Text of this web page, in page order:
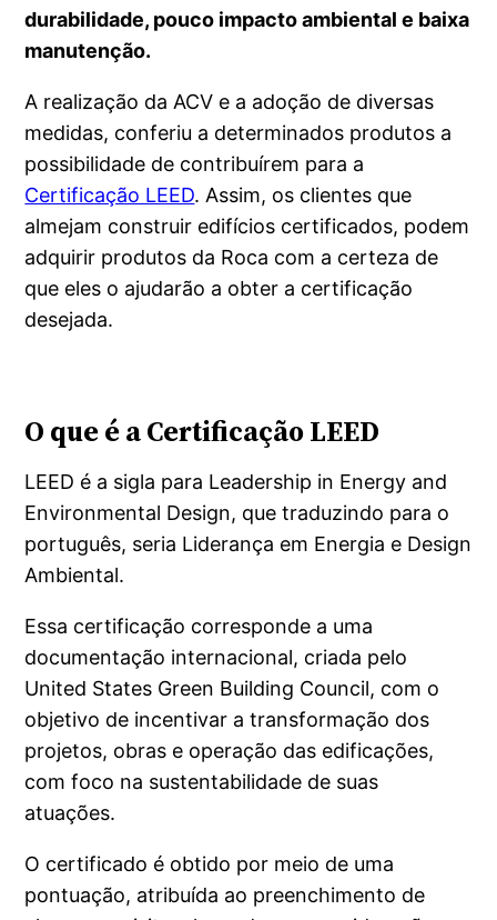
durabilidade, pouco impacto ambiental e baixa
manutenção.
A realização da ACV e a adoção de diversas
medidas, conferiu a determinados produtos a
possibilidade de contribuírem para a
Certificação LEED. Assim, os clientes que
almejam construir edifícios certificados, podem
adquirir produtos da Roca com a certeza de
que eles o ajudarão a obter a certificação
desejada.
O que é a Certificação LEED
LEED é a sigla para Leadership in Energy and
Environmental Design, que traduzindo para o
português, seria Liderança em Energia e Design
Ambiental.
Essa certificação corresponde a uma
documentação internacional, criada pelo
United States Green Building Council, com o
objetivo de incentivar a transformação dos
projetos, obras e operação das edificações,
com foco na sustentabilidade de suas
atuações.
O certificado é obtido por meio de uma
pontuação, atribuída ao preenchimento de